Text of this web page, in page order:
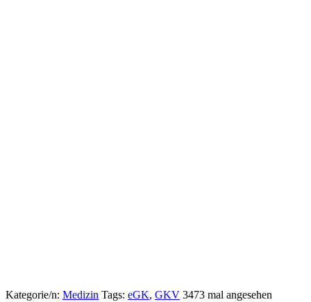
Kategorie/n: Medizin Tags: eGK, GKV 3473 mal angesehen